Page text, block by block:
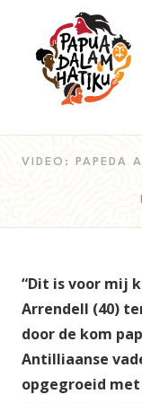
VIDEO: PAPEDA
“Dit is voor mij
Arrendell (40)
door de kom
Antilliaanse
opgegroeid met